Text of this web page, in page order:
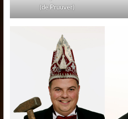
(de Pruuver)